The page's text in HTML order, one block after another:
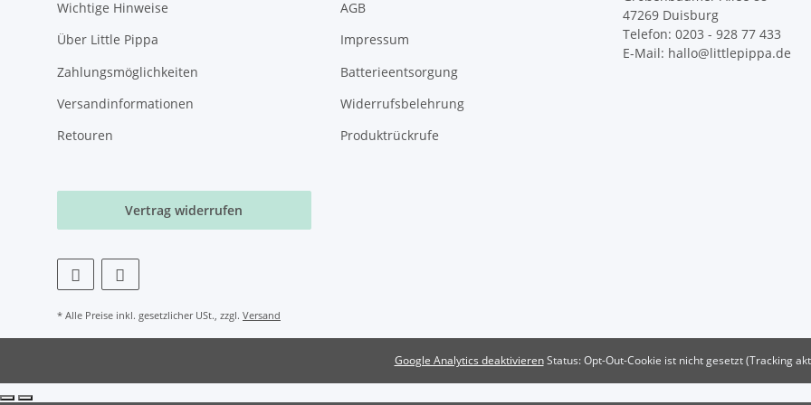
Wichtige Hinweise
Über Little Pippa
Zahlungsmöglichkeiten
Versandinformationen
Retouren
AGB
Impressum
Batterieentsorgung
Widerrufsbelehrung
Produktrückrufe
47269 Duisburg
Telefon: 0203 - 928 77 433
E-Mail: hallo@littlepippa.de
Vertrag widerrufen
* Alle Preise inkl. gesetzlicher USt., zzgl. Versand
Google Analytics deaktivieren Status: Opt-Out-Cookie ist nicht gesetzt (Tracking